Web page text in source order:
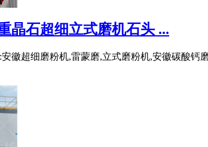
晶石超细立式磨机石头 ...
徽超细磨粉机,雷蒙磨,立式磨粉机,安徽碳酸